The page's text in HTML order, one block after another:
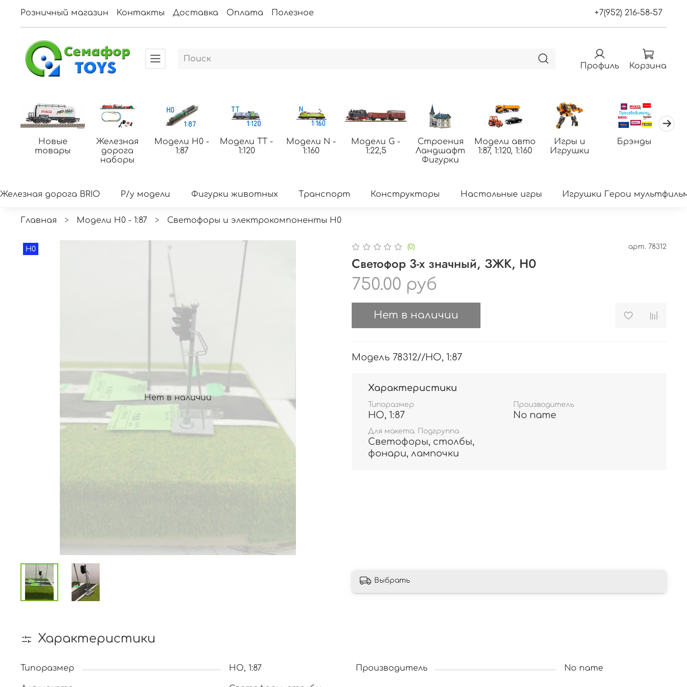
Розничный магазин Контакты Доставка Оплата Полезное +7(952) 216-58-57
Профиль Корзина
Новые
товары
Железная
дорога
наборы
Модели H0 -
1:87
Модели ТТ -
1:120
Модели N -
1:160
Модели G -
1:22,5
Строения
Ландшафт
Фигурки
Модели авто
1:87, 1:120, 1:160
Игры и
Игрушки
Брэнды
Железная дорога BRIO Р/у модели Фигурки животных Транспорт Конструкторы Настольные игры Игрушки Герои
Главная Модели H0 - 1:87 Светофоры и электрокомпоненты H0
Нет в наличии
H0 (0) арт. 78312
Светофор 3-х значный, ЗЖК, H0
750.00 руб
Нет в наличии
Модель 78312//HO, 1:87
Характеристики
Типоразмер
HO, 1:87
Производитель
No name
Для макета. Подгруппа
Светофоры, столбы,
фонари, лампочки
Выбрать
Характеристики
Типоразмер HO, 1:87 Производитель No name